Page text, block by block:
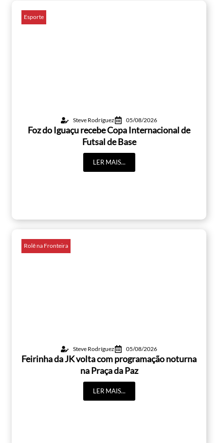
Esporte
Steve Rodríguez 05/08/2026
Foz do Iguaçu recebe Copa Internacional de
Futsal de Base
LER MAIS...
Rolê na Fronteira
Steve Rodríguez 05/08/2026
Feirinha da JK volta com programação noturna
na Praça da Paz
LER MAIS...